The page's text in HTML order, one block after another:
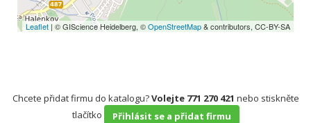
Leaflet | © GIScience Heidelberg, ©OpenStreetMap& contributors, CC-BY-SA
Chcete přidat firmu do katalogu?Volejte 771 270 421 nebo stiskněte
tlačítko
Přihlásit se a přidat firmu